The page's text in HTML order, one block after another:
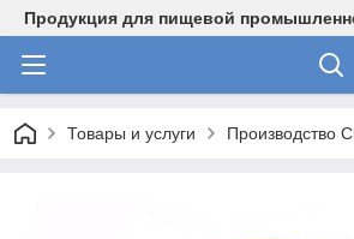
Продукция для пищевой
Товары и услуги Производство